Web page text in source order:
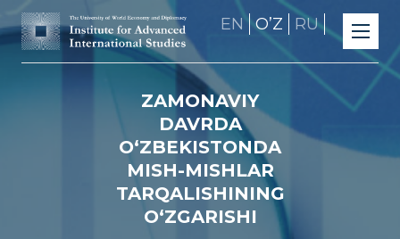
EN OʼZ RU
ZAMONAVIY
DAVRDA
O‘ZBEKISTONDA
MISH-MISHLAR
TARQALISHINING
O‘ZGARISHI